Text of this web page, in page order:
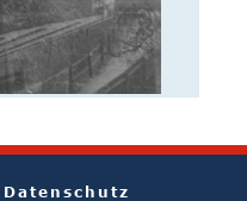
Datenschutz